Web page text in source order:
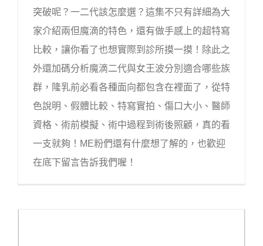
突破呢？一二代該怎麼選？這集不只有詳細為大
家介紹兩但魔滴的特色，還有做手感上的超特寫
比較，讓你看了也想實際到診所摸一摸！除此之
外還加碼分析魔滴二代與女王波分別適合哪些族
群，隆乳前必看各種面向都包含在裡面了，從特
色說明、假體比較、特寫實拍、傷口大小、醫師
資格、術前模擬、術中過程到術後照顧，真的看
一支就夠！ME粉們還有什麼想了解的，也歡迎
在底下留言告訴我們喔！